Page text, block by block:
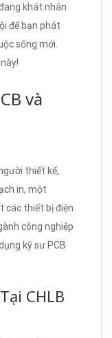
khát nhân
để bạn phát
sống mới.
và
thiết kế,
in, một
các thiết bị điện
công nghiệp
kỹ sư PCB
CHLB